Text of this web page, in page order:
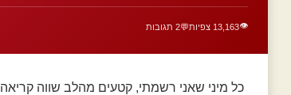
👁️13,163 צפיות 💬2 תגובות
כל מיני שאני רשמתי, קטעים מהלב שווה קריאה